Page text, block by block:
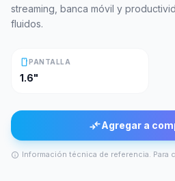
streaming, banca móvil y
fluidos.
smartphonePANTALLA
1.6"
compare_arrowsAgregar a
info Información técnica de referencia. Para